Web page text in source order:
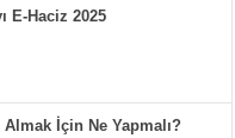
E-Haciz 2025
İçin Ne Yapmalı?